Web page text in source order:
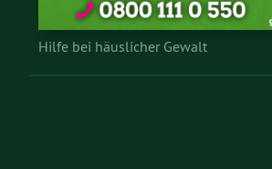
Hilfe bei häuslicher Gewalt